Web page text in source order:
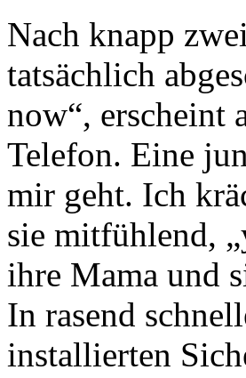
Nach knapp
tatsächlich
now“, erscheint
Telefon. Eine
mir geht. Ich
sie mitfühlend,
ihre Mama und
In rasend
installierten